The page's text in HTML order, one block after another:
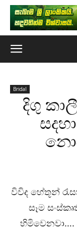
Bridal
දිගු
විවිද හේතූන්
සෑම
හිමිවෙනවා….